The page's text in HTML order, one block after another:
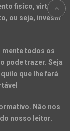
fisíco, virtual,
ou seja, investir
mente todos os
pode trazer. Seja
que lhe fará
Não nos
nosso leitor.